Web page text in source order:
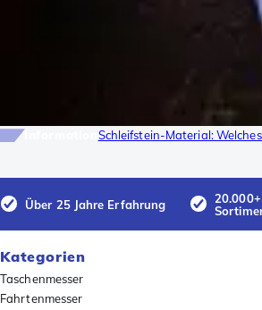
Schleifstein-Material:
Über 25 Jahre Erfahrung
Kategorien
Taschenmesser
Fahrtenmesser